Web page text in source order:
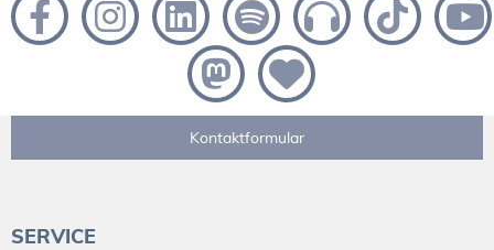
Kontaktformular
SERVICE